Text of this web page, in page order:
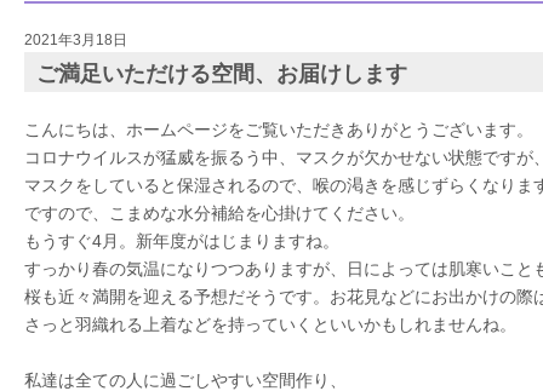
2021年3月18日
ご満足いただける空間、お届けします
こんにちは、ホームページをご覧いただきありがとうございます。
コロナウイルスが猛威を振るう中、マスクが欠かせない状態ですが
マスクをしていると保湿されるので、喉の渇きを感じずらくなりま
ですので、こまめな水分補給を心掛けてください。
もうすぐ4月。新年度がはじまりますね。
すっかり春の気温になりつつありますが、日によっては肌寒いこと
桜も近々満開を迎える予想だそうです。お花見などにお出かけの際
さっと羽織れる上着などを持っていくといいかもしれませんね。
私達は全ての人に過ごしやすい空間作り、